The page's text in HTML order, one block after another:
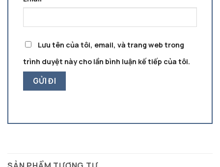
Lưu tên của tôi, email, và trang web trong
trình duyệt này cho lần bình luận kế tiếp của tôi.